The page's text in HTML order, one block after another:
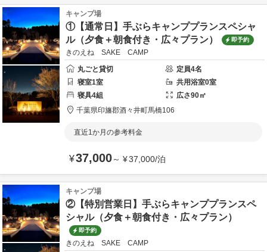
キャンプ場
①【通常日】手ぶらキャンププランスペシャ
ル（夕食＋朝食付き・広々プラン）
即予約
きのえね SAKE CAMP
丸ごと貸切
定員4名
寝室1室 共用浴室0室
寝具4組 広さ90㎡
千葉県印旛郡酒々井町馬橋106
直近1か月の参考料金
¥37,000～ ¥37,000/泊
キャンプ場
②【特別営業日】手ぶらキャンププランスペ
シャル（夕食＋朝食付き・広々プラン）
即予約
きのえね SAKE CAMP